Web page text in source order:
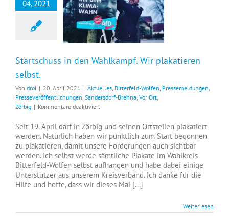
04, 2021
Startschuss in den Wahlkampf. Wir plakatieren
selbst.
Von droi | 20. April 2021 | Aktuelles Bitterfeld-Wolfen Pressemeldungen
Presseveröffentlichungen Sandersdorf-Brehna Vor Ort
Zörbig | Kommentare deaktiviertfür
in
den
Wahlkampf.
Wir
plakatieren
selbst.
Seit 19. April darf in Zörbig und seinen Ortsteilen plakatiert
werden. Natürlich haben wir pünktlich zum Start begonnen
zu plakatieren, damit unsere Forderungen auch sichtbar
werden. Ich selbst werde sämtliche Plakate im Wahlkreis
Bitterfeld-Wolfen selbst aufhängen und habe dabei einige
Unterstützer aus unserem Kreisverband. Ich danke für die
Hilfe und hoffe, dass wir dieses Mal [...]
Weiterlesen